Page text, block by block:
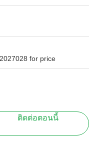
for price
ติดต่อตอนนี้